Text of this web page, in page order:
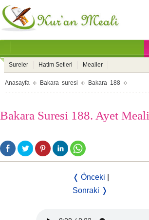
Sureler Hatim Setleri Mealler
Anasayfa Bakara suresi Bakara 188
Bakara Suresi 188. Ayet Meali
❬ Önceki
Sonraki ❭